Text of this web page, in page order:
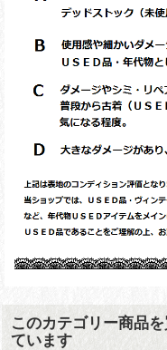
このカテゴリー商品
ています